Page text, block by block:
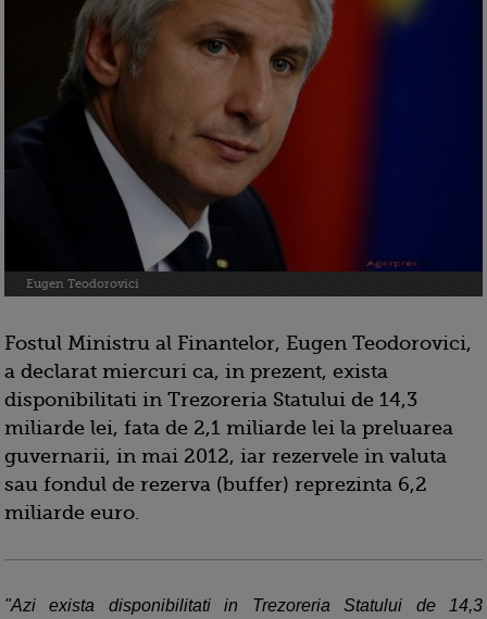
Eugen Teodorovici
Fostul Ministru al Finantelor, Eugen Teodorovici,
a declarat miercuri ca, in prezent, exista
disponibilitati in Trezoreria Statului de 14,3
miliarde lei, fata de 2,1 miliarde lei la preluarea
guvernarii, in mai 2012, iar rezervele in valuta
sau fondul de rezerva (buffer) reprezinta 6,2
miliarde euro.
"Azi exista disponibilitati in Trezoreria Statului de 14,3